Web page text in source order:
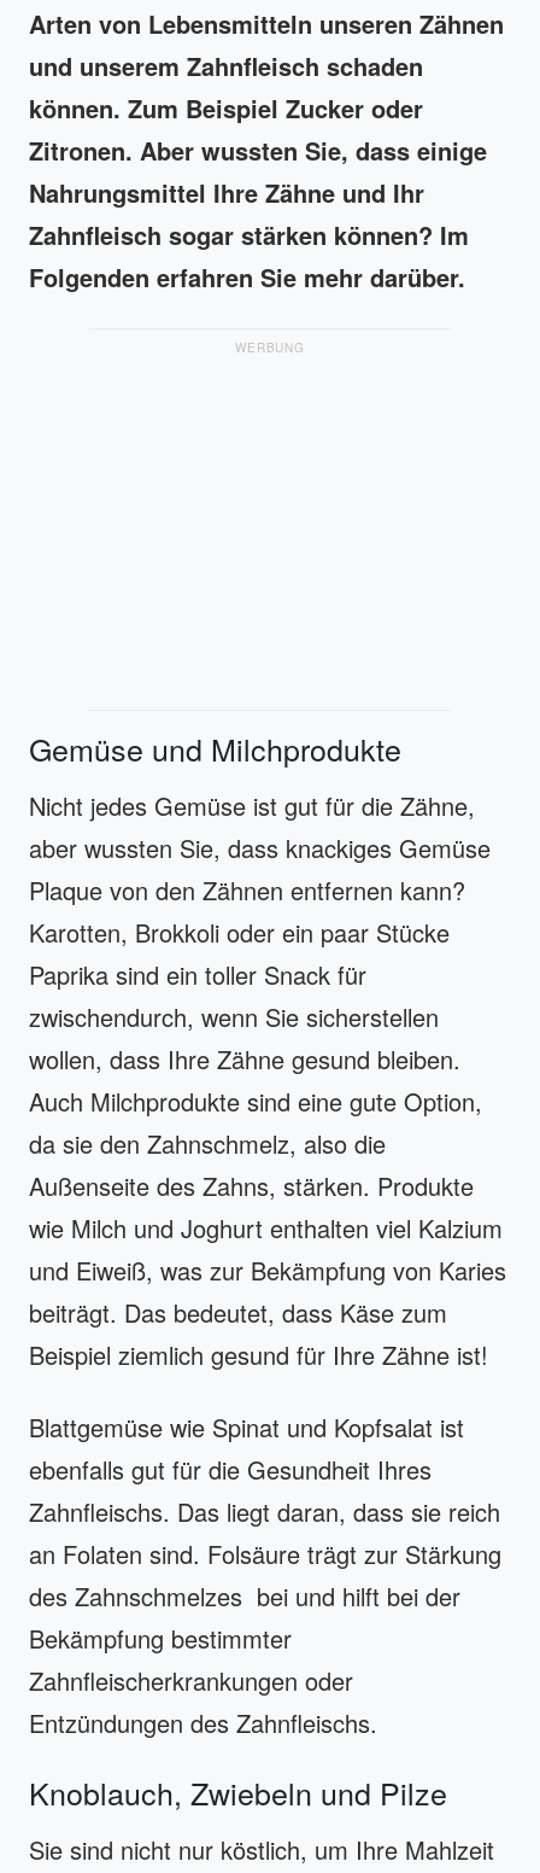
Arten von Lebensmitteln unseren Zähnen
und unserem Zahnfleisch schaden
können. Zum Beispiel Zucker oder
Zitronen. Aber wussten Sie, dass einige
Nahrungsmittel Ihre Zähne und Ihr
Zahnfleisch sogar stärken können? Im
Folgenden erfahren Sie mehr darüber.
WERBUNG
Gemüse und Milchprodukte
Nicht jedes Gemüse ist gut für die Zähne,
aber wussten Sie, dass knackiges Gemüse
Plaque von den Zähnen entfernen kann?
Karotten, Brokkoli oder ein paar Stücke
Paprika sind ein toller Snack für
zwischendurch, wenn Sie sicherstellen
wollen, dass Ihre Zähne gesund bleiben.
Auch Milchprodukte sind eine gute Option,
da sie den Zahnschmelz, also die
Außenseite des Zahns, stärken. Produkte
wie Milch und Joghurt enthalten viel Kalzium
und Eiweiß, was zur Bekämpfung von Karies
beiträgt. Das bedeutet, dass Käse zum
Beispiel ziemlich gesund für Ihre Zähne ist!
Blattgemüse wie Spinat und Kopfsalat ist
ebenfalls gut für die Gesundheit Ihres
Zahnfleischs. Das liegt daran, dass sie reich
an Folaten sind. Folsäure trägt zur Stärkung
des Zahnschmelzes bei und hilft bei der
Bekämpfung bestimmter
Zahnfleischerkrankungen oder
Entzündungen des Zahnfleischs.
Knoblauch, Zwiebeln und Pilze
Sie sind nicht nur köstlich, um Ihre Mahlzeit